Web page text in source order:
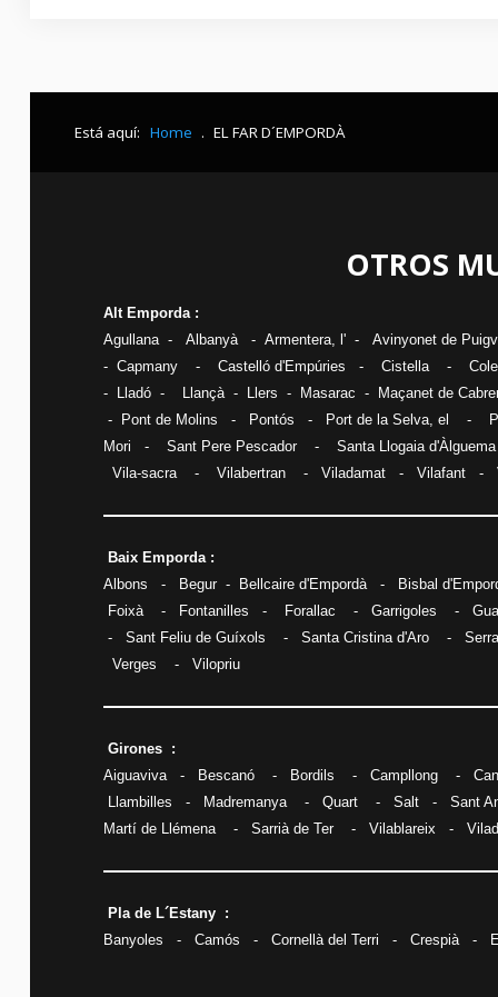
Está aquí: Home . EL FAR D´EMPORDÀ
OTROS
Alt Emporda :
Agullana- Albanyà- Armentera, l' - Avinyonet de
- Capmany- Castelló d'Empúries - Cistella-
-
Lladó- Llançà- Llers - Masarac - Maçanet de
-
Pont de Molins - Pontós - Port de la Selva, el -
Mori - Sant Pere Pescador- Santa Llogaia d'Àlguema
Vila-sacra- Vilabertran- Viladamat- Vilafant-
Baix Emporda :
Albons
- Begur- Bellcaire d'Empordà- Bisbal
Foixà- Fontanilles - Forallac - Garrigoles -
- Sant Feliu de Guíxols - Santa Cristina d'Aro-
Verges - Vilopriu
Girones :
Aiguaviva- Bescanó- Bordils - Campllong-
Llambilles - Madremanya- Quart- Salt- Sant
Martí de Llémena- Sarrià de Ter- Vilablareix -
Pla de L´Estany :
Banyoles - Camós - Cornellà del Terri - Crespià-